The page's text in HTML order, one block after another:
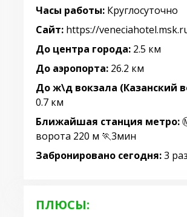
Часы работы: Круглосуточно
Сайт: https://
До центра города: 2.5 км
До аэропорта: 26.2 км
До ж\д вокзала (Казанский
0.7 км
Ближайшая станция метро:
ворота 220 м 🏃3мин
Забронировано сегодня:3
ПЛЮСЫ: